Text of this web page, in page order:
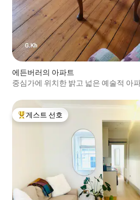
에든버러의 아파트
중심가에 위치한 밝고 넓은 예술적 아
상위 게스트 선호
게스트 선호